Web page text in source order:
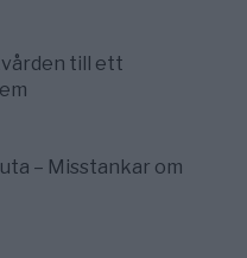
till ett
– Misstankar om